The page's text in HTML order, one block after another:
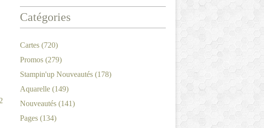
Catégories
Cartes (720)
Promos (279)
Stampin'up Nouveautés (178)
Aquarelle (149)
Nouveautés (141)
Pages (134)